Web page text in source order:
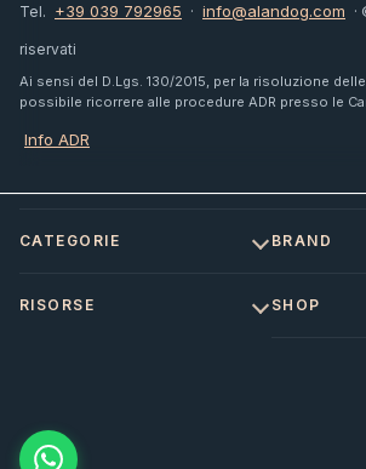
Tel. +39 039 792965 · info@alandog.com
riservati
Ai sensi del D.Lgs. 130/2015, per la risoluzione
possibile ricorrere alle procedure ADR presso le
Info ADR
CATEGORIE BRAND
RISORSE SHOP